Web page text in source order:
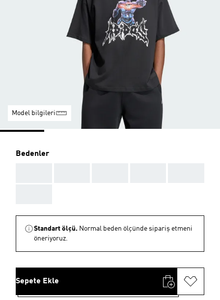
Model bilgileri
Bedenler
Standart ölçü. Normal beden ölçünde sipariş etmeni
öneriyoruz.
Sepete Ekle